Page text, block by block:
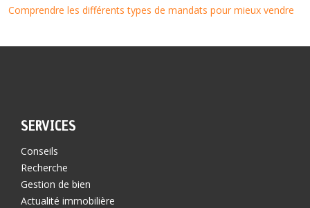
Comprendre les différents types de mandats pour mieux vendre
SERVICES
Conseils
Recherche
Gestion de bien
Actualité immobilière